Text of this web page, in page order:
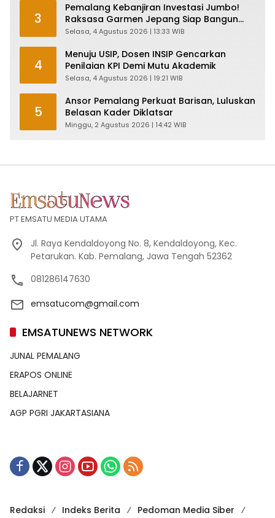
3
Pemalang Kebanjiran Investasi Jumbo!
Raksasa Garmen Jepang Siap Bangun
Pabrik dan Serap Ribuan Tenaga Kerja
Selasa, 4 Agustus 2026 | 13:33 WIB
4
Menuju USIP, Dosen INSIP Gencarkan
Penilaian KPI Demi Mutu Akademik
Selasa, 4 Agustus 2026 | 19:21 WIB
5
Ansor Pemalang Perkuat Barisan, Luluskan
Belasan Kader Diklatsar
Minggu, 2 Agustus 2026 | 14:42 WIB
PT EMSATU MEDIA UTAMA
Jl. Raya Kendaldoyong No. 8, Kendaldoyong, Kec.
Petarukan. Kab. Pemalang, Jawa Tengah 52362
081286147630
emsatucom@gmail.com
EMSATUNEWS NETWORK
JUNAL PEMALANG
ERAPOS ONLINE
BELAJARNET
AGP PGRI JAKARTASIANA
Redaksi Indeks Berita Pedoman Media Siber